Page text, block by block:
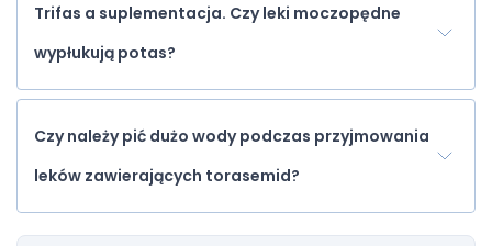
Trifas a suplementacja. Czy leki moczopędne
wypłukują potas?
Czy należy pić dużo wody podczas przyjmowania
leków zawierających torasemid?